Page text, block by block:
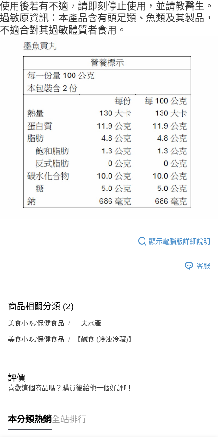
使用後若有不適，請即刻停止使用，並請教醫生。
過敏原資訊：本產品含有頭足類、魚類及其製品，
不適合對其過敏體質者食用。
顯示電腦版詳細說明
客服
商品相關分類 (2)
美食小吃/保健食品 一夫水產
美食小吃/保健食品 【鹹食 (冷凍冷藏)】
評價
喜歡這個商品嗎？購買後給他一個好評吧
本分類熱銷全站排行